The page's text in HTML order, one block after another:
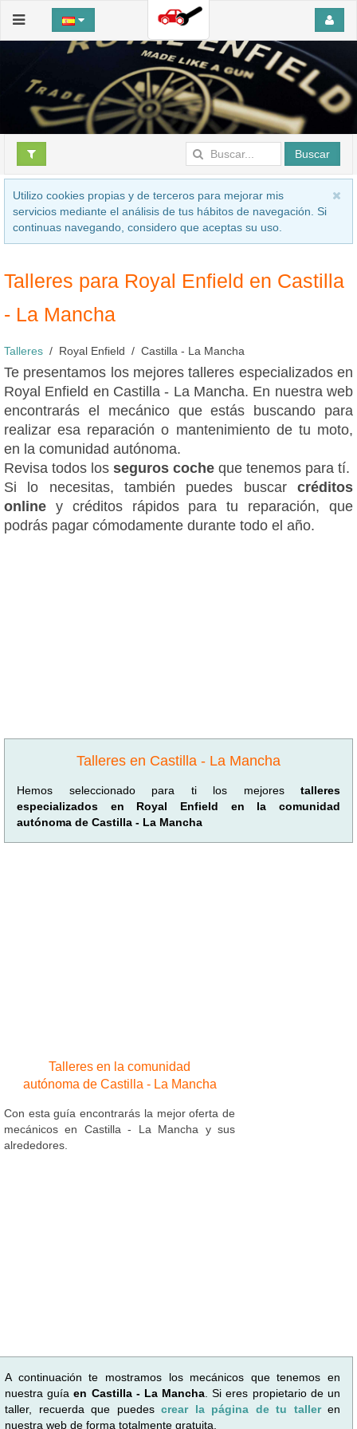
Buscar
Utilizo cookies propias y de terceros para mejorar mis
servicios mediante el análisis de tus hábitos de navegación. Si
continuas navegando, considero que aceptas su uso.
Talleres para Royal Enfield en Castilla
- La Mancha
Talleres Royal Enfield Castilla - La Mancha
Te presentamos los mejores talleres especializados en
Royal Enfield en Castilla - La Mancha. En nuestra web
encontrarás el mecánico que estás buscando para
realizar esa reparación o mantenimiento de tu moto,
en la comunidad autónoma.
Revisa todos los seguros coche que tenemos para tí.
Si lo necesitas, también puedes buscar créditos
online y créditos rápidos para tu reparación, que
podrás pagar cómodamente durante todo el año.
Talleres en Castilla - La Mancha
Hemos seleccionado para ti los mejores talleres
especializados en Royal Enfield en la comunidad
autónoma de Castilla - La Mancha
Talleres en la comunidad
autónoma de Castilla - La Mancha
Con esta guía encontrarás la mejor oferta de
mecánicos en Castilla - La Mancha y sus
alrededores.
A continuación te mostramos los mecánicos que tenemos en
nuestra guíaen Castilla - La Mancha . Si eres propietario de un
taller, recuerda que puedes crear la página de tu taller en
nuestra web de forma totalmente gratuita.